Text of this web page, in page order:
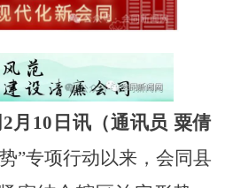
2月10日讯（通讯员 粟倩
”专项行动以来，会同县